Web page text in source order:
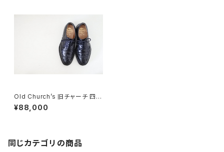
Old Church’s 旧チャーチ 四都
市 Grafton 50F
¥88,000
同じカテゴリの商品